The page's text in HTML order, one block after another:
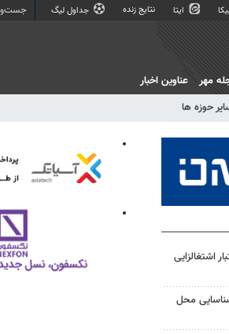
ایتا نتایج زنده جداول لیگ
حوزه ها
مهر عناوین اخبار
اشتغالزایی
محل